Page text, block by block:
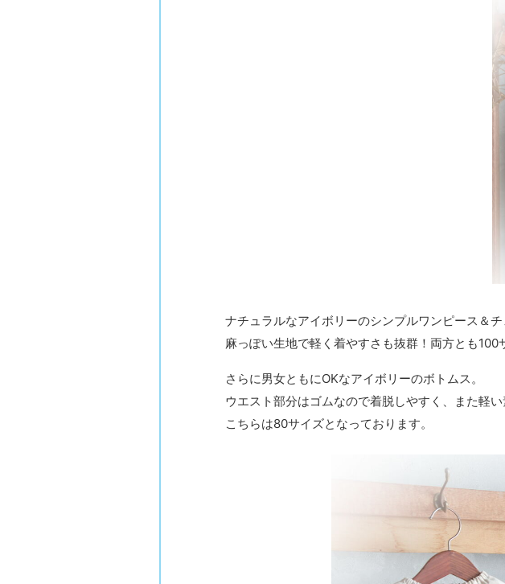
ナチュラルなアイボリーのシンプルワンピース＆チ
麻っぽい生地で軽く着やすさも抜群！両方とも100
さらに男女ともにOKなアイボリーのボトムス。
ウエスト部分はゴムなので着脱しやすく、また軽
こちらは80サイズとなっております。